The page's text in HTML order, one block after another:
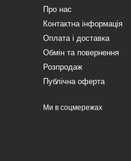
Про нас
Контактна інформація
Оплата і доставка
Обмін та повернення
Розпродаж
Публічна оферта
Ми в соцмережах